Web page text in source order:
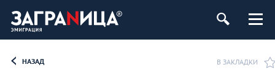
НАЗАД В ЗАКЛАДКИ